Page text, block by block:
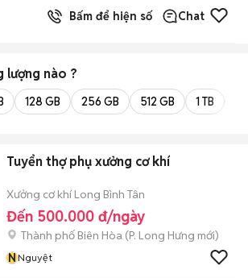
Bấm để hiện số Chat
lượng nào ?
128 GB 256 GB 512 GB 1 TB
Tuyển thợ phụ xưởng cơ khí
Xưởng cơ khí Long Bình Tân
Đến 500.000 đ/ngày
Thành phố Biên Hòa (P. Long Hưng mới)
NNguyệt